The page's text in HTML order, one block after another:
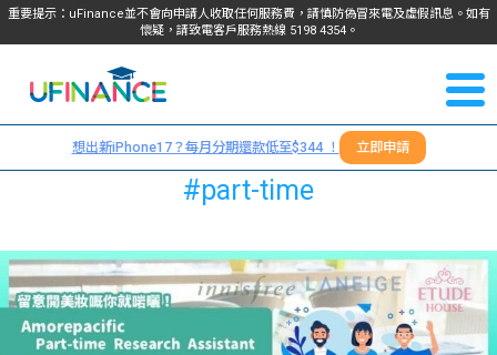
重要提示：uFinance並不會向申請人收取任何服務費，請慎防偽冒來電及虛假訊息。如有
懷疑，請致電客戶服務熱線 5198 4354。
我們
服務
學生
學生
們
＋
4354
想出新iPhone17？每月分期還款低至$344 ！ 立即申請
#part-time